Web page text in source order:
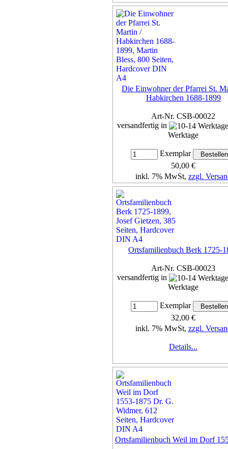
Details...
Die Einwohner der Pfarrei St.
Habkirchen 1688-1899
Art-Nr. CSB-00022
versandfertig in
Werktage
Exemplar
50,00 €
inkl. 7% MwSt, zzgl.
Ortsfamilienbuch Berk 1725-
Art-Nr. CSB-00023
versandfertig in
Werktage
Exemplar
32,00 €
inkl. 7% MwSt, zzgl.
Details...
Ortsfamilienbuch Weil im Dorf